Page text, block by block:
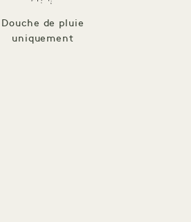
Douche de pluie
uniquement